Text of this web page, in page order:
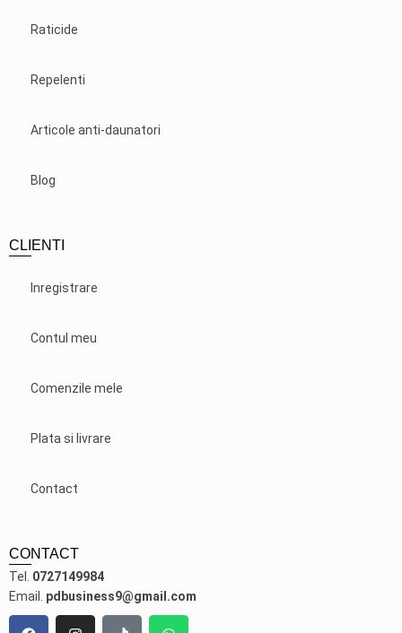
Raticide
Repelenti
Articole anti-daunatori
Blog
CLIENTI
Inregistrare
Contul meu
Comenzile mele
Plata si livrare
Contact
CONTACT
Tel. 0727149984
Email. pdbusiness9@gmail.com